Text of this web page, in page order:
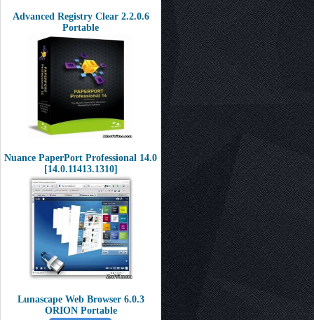
Advanced Registry Clear 2.2.0.6
Portable
Nuance PaperPort Professional 14.0
[14.0.11413.1310]
Lunascape Web Browser 6.0.3
ORION Portable